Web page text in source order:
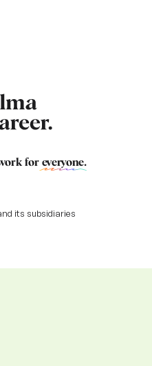
for everyone.
its subsidiaries